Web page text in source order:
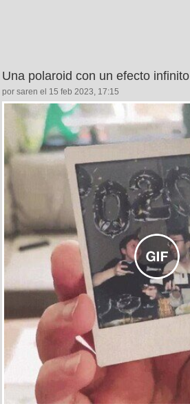
Una polaroid con un efecto infinito
por saren el 15 feb 2023, 17:15